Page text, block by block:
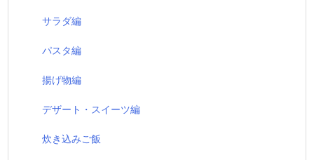
サラダ編
パスタ編
揚げ物編
デザート・スイーツ編
炊き込みご飯